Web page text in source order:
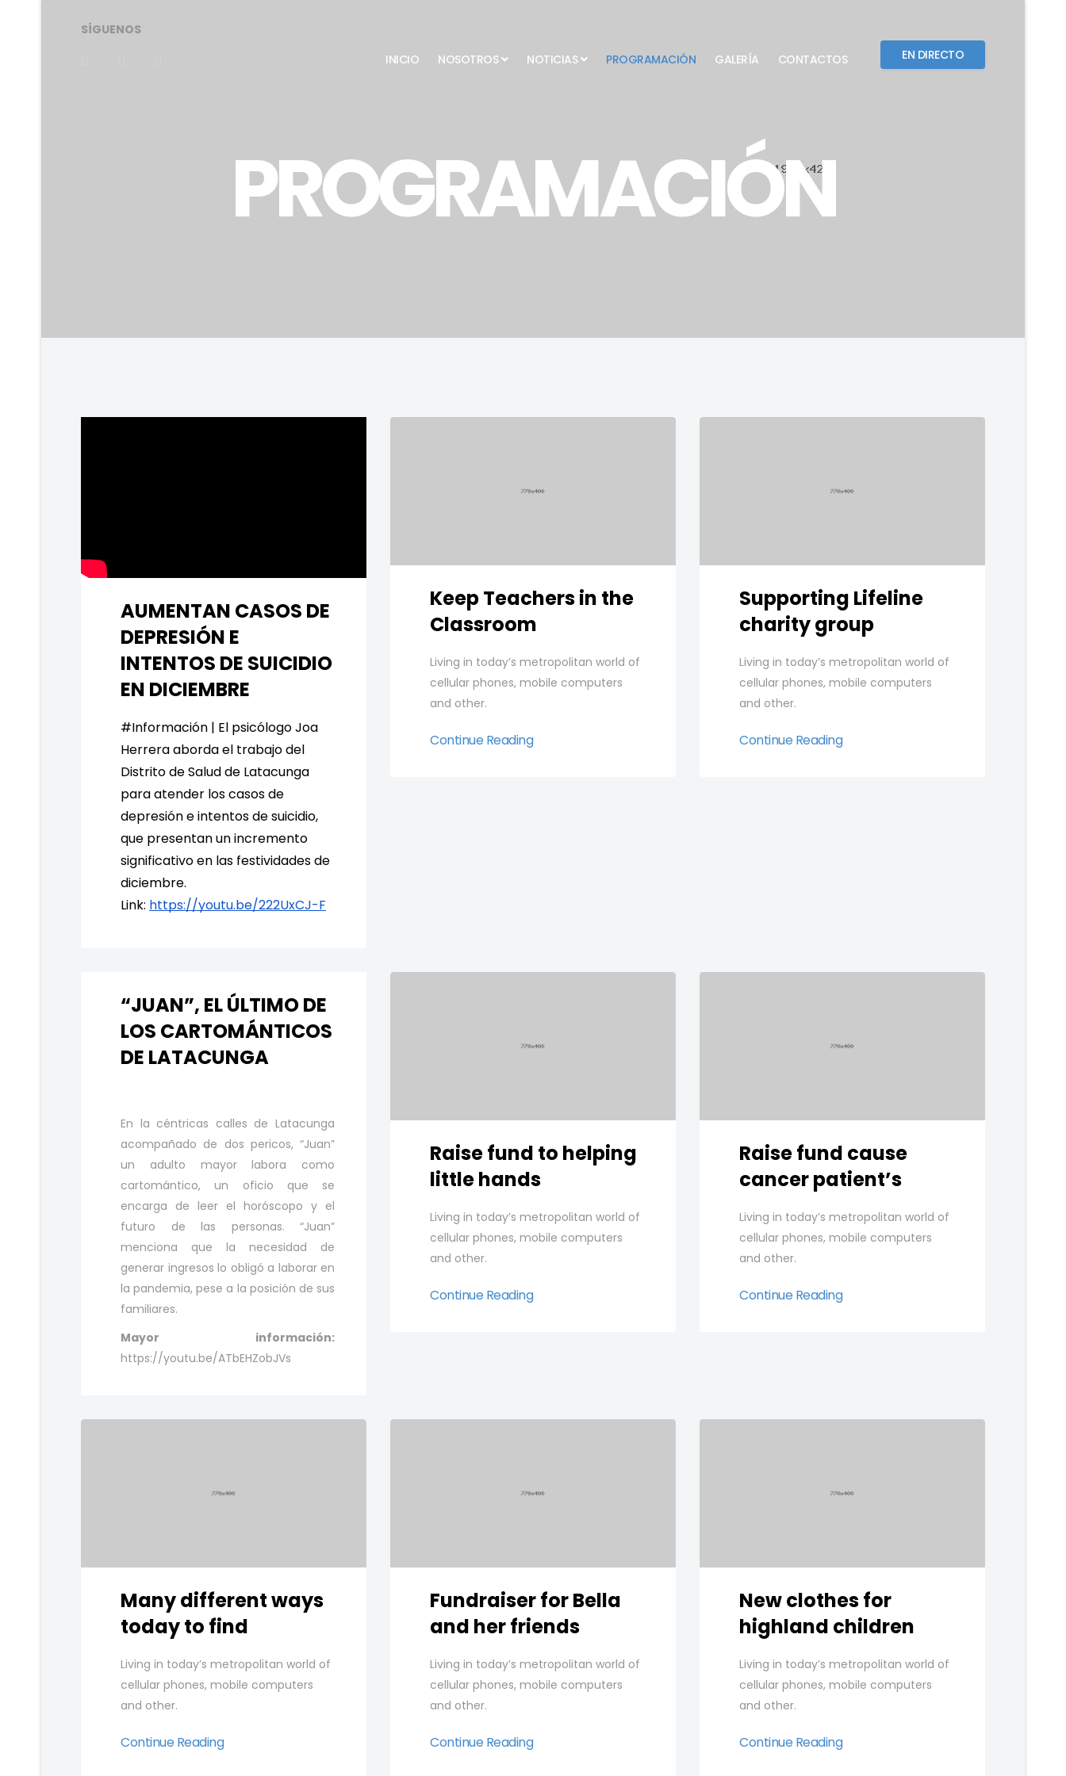
SÍGUENOS
EN DIRECTO
INICIO NOSOTROS NOTICIAS PROGRAMACIÓN GALERÍA CONTACTOS
PROGRAMACIÓN
AUMENTAN CASOS DE
DEPRESIÓN E
INTENTOS DE SUICIDIO
EN DICIEMBRE
#Información | El psicólogo Joa
Herrera aborda el trabajo del
Distrito de Salud de Latacunga
para atender los casos de
depresión e intentos de suicidio,
que presentan un incremento
significativo en las festividades de
diciembre.
Link: https://youtu.be/222UxCJ-F
Keep Teachers in the
Classroom
Living in today’s metropolitan world of
cellular phones, mobile computers
and other.
Continue Reading
Supporting Lifeline
charity group
Living in today’s metropolitan world of
cellular phones, mobile computers
and other.
Continue Reading
“JUAN”, EL ÚLTIMO DE
LOS CARTOMÁNTICOS
DE LATACUNGA
En la céntricas calles de Latacunga
acompañado de dos pericos, “Juan”
un adulto mayor labora como
cartomántico, un oficio que se
encarga de leer el horóscopo y el
futuro de las personas. “Juan”
menciona que la necesidad de
generar ingresos lo obligó a laborar en
la pandemia, pese a la posición de sus
familiares.
Mayor información:
https://youtu.be/ATbEHZobJVs
Raise fund to helping
little hands
Living in today’s metropolitan world of
cellular phones, mobile computers
and other.
Continue Reading
Raise fund cause
cancer patient’s
Living in today’s metropolitan world of
cellular phones, mobile computers
and other.
Continue Reading
Many different ways
today to find
Living in today’s metropolitan world of
cellular phones, mobile computers
and other.
Continue Reading
Fundraiser for Bella
and her friends
Living in today’s metropolitan world of
cellular phones, mobile computers
and other.
Continue Reading
New clothes for
highland children
Living in today’s metropolitan world of
cellular phones, mobile computers
and other.
Continue Reading